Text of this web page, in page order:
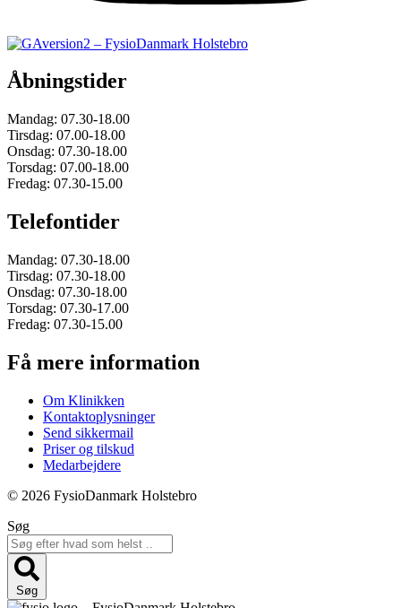
Åbningstider
Mandag: 07.30-18.00
Tirsdag: 07.00-18.00
Onsdag: 07.30-18.00
Torsdag: 07.00-18.00
Fredag: 07.30-15.00
Telefontider
Mandag: 07.30-18.00
Tirsdag: 07.30-18.00
Onsdag: 07.30-18.00
Torsdag: 07.30-17.00
Fredag: 07.30-15.00
Få mere information
Om Klinikken
Kontaktoplysninger
Send sikkermail
Priser og tilskud
Medarbejdere
© 2026 FysioDanmark Holstebro
Søg
Søg